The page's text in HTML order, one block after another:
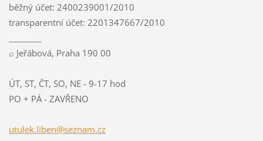
běžný účet: 2400239001/2010
transparentní účet: 2201347667/2010
⌕ Jeřábová, Praha 190 00
ÚT, ST, ČT, SO, NE - 9-17 hod
PO + PÁ - ZAVŘENO
utulek.liben@seznam.cz